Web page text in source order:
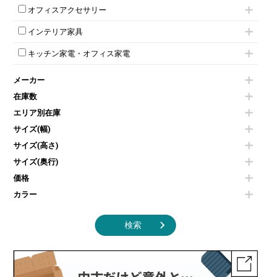
ダイヤル錠ロッカー
ワードローブ・クローゼット
会議テーブルW1800～
平行スタックテーブル
会議テーブルその他
ミーティングチェアその他
パーテーションその他
壁掛けホワイトボード
ホワイトボードその他
電話機（ビジネスフォン）
シュレッダー
スクリーン
その他OA機器
オフィスアクセサリー
チェア用台車
演台・講演台・演説台
防音パネル
コートハンガー・ポールハンガー
傘立て
食器棚・キッチンキャビネット
カタログスタンド
オフィスアクセサリーその他
インテリア家具
モールドチェア
ダイニングチェア
カウンターテーブル
センターテーブル・サイドテーブル
ベンチ・スツール
ソファ
シェルフ
ダストボックス（ゴミ箱）
インテリア家具その他
キッチン家電・オフィス家電
冷蔵庫・洗濯機
空気清浄機・加湿器
液晶テレビ・モニター類
エアコン
照明機器
掃除機
季節家電
メーカー
在庫数
エリア別在庫
サイズ(幅)
サイズ(高さ)
サイズ(奥行)
価格
カラー
検索